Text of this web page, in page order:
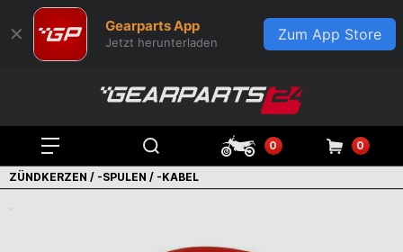
✕ Gearparts App
Jetzt herunterladen Zum App Store
0 0
ZÜNDKERZEN / -SPULEN / -KABEL